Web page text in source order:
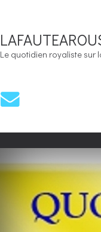
Le quotidien royaliste sur